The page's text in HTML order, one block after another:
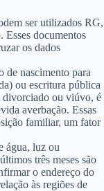
ser utilizados RG,
documentos
os dados
de nascimento para
ou escritura pública
divorciado ou viúvo, é
averbação. Essas
familiar, um fator
água, luz ou
três meses são
o endereço do
às regiões de